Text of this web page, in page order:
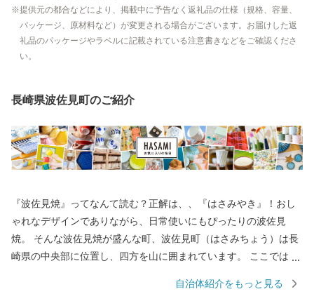
提供元の都合などにより、掲載中に予告なく返礼品の仕様（規格、容量、
パッケージ、原材料など）が変更される場合がございます。お届けした返
礼品のパッケージやラベルに記載されている注意書きなどをご確認くださ
い。
長崎県波佐見町のご紹介
『波佐見焼』ってなんて読む？正解は、、『はさみやき』！おし
ゃれなデザインでありながら、日常使いにもぴったりの波佐見
焼。 そんな波佐見焼が盛んな町、波佐見町（はさみちょう）は長
崎県の中央部に位置し、四方を山に囲まれています。 ここでは、
な自然のなかで、お米やお茶、アスパラガスなどの農畜産業が行
自治体紹介をもっと見る